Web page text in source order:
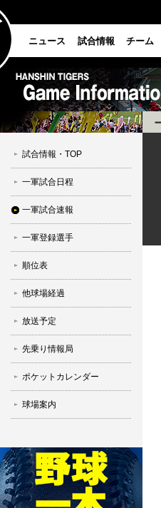
ニュース 試合情報 チーム
試合情報・TOP
一軍試合日程
一軍試合速報
一軍登録選手
順位表
他球場経過
放送予定
先乗り情報局
ポケットカレンダー
球場案内